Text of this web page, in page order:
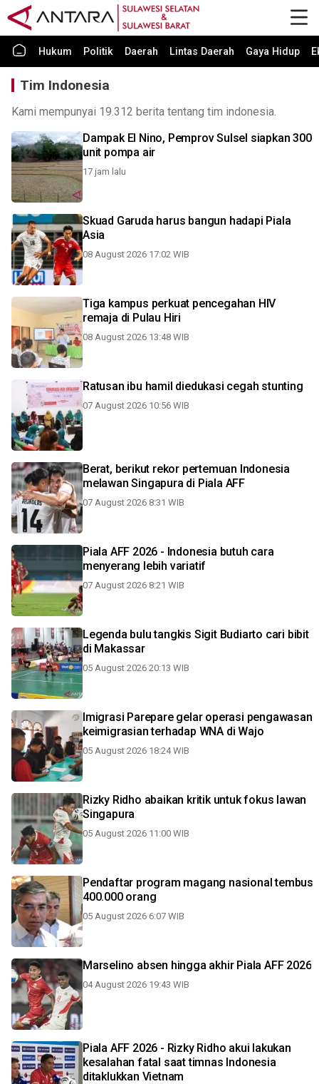
Hukum Politik Daerah Lintas Daerah Gaya Hidup
Tim Indonesia
Kami mempunyai 19.312 berita tentang tim indonesia.
Dampak El Nino, Pemprov Sulsel siapkan 300
unit pompa air
17 jam lalu
Skuad Garuda harus bangun hadapi Piala
Asia
08 August 2026 17:02 WIB
Tiga kampus perkuat pencegahan HIV
remaja di Pulau Hiri
08 August 2026 13:48 WIB
Ratusan ibu hamil diedukasi cegah stunting
07 August 2026 10:56 WIB
Berat, berikut rekor pertemuan Indonesia
melawan Singapura di Piala AFF
07 August 2026 8:31 WIB
Piala AFF 2026 - Indonesia butuh cara
menyerang lebih variatif
07 August 2026 8:21 WIB
Legenda bulu tangkis Sigit Budiarto cari bibit
di Makassar
05 August 2026 20:13 WIB
Imigrasi Parepare gelar operasi pengawasan
keimigrasian terhadap WNA di Wajo
05 August 2026 18:24 WIB
Rizky Ridho abaikan kritik untuk fokus lawan
Singapura
05 August 2026 11:00 WIB
Pendaftar program magang nasional tembus
400.000 orang
05 August 2026 6:07 WIB
Marselino absen hingga akhir Piala AFF 2026
04 August 2026 19:43 WIB
Piala AFF 2026 - Rizky Ridho akui lakukan
kesalahan fatal saat timnas Indonesia
ditaklukkan Vietnam